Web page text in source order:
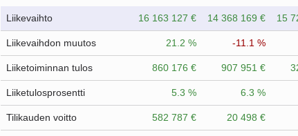
Liikevaihto 16 163 127 € 14 368 169 € 15
Liikevaihdon muutos 21.2 % -11.1 %
Liiketoiminnan tulos 860 176 € 907 951 €
Liiketulosprosentti 5.3 % 6.3 %
Tilikauden voitto 582 787 € 20 498 €